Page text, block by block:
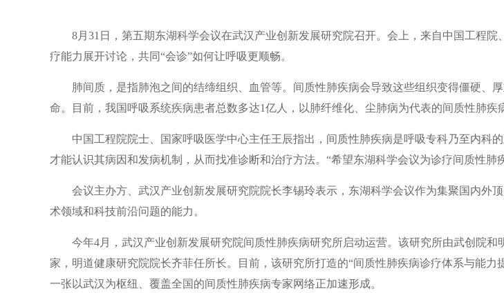
8月31日，第五期东湖科学会议在武汉产业创新发展研究院召开。会上，来自中国工程
疗能力展开讨论，共同“会诊”如何让呼吸更顺畅。
肺间质，是指肺泡之间的结缔组织、血管等。间质性肺疾病会导致这些组织变得僵硬、
命。目前，我国呼吸系统疾病患者总数多达1亿人，以肺纤维化、尘肺病为代表的间质性肺疾
中国工程院院士、国家呼吸医学中心主任王辰指出，间质性肺疾病是呼吸专科乃至内科
才能认识其病因和发病机制，从而找准诊断和治疗方法。“希望东湖科学会议为诊疗间质性
会议主办方、武汉产业创新发展研究院院长李锡玲表示，东湖科学会议作为集聚国内外
术领域和科技前沿问题的能力。
今年4月，武汉产业创新发展研究院间质性肺疾病研究所启动运营。该研究所由武创院
家，明道健康研究院院长齐菲任所长。目前，该研究所打造的“间质性肺疾病诊疗体系与能
一张以武汉为枢纽、覆盖全国的间质性肺疾病专家网络正加速形成。